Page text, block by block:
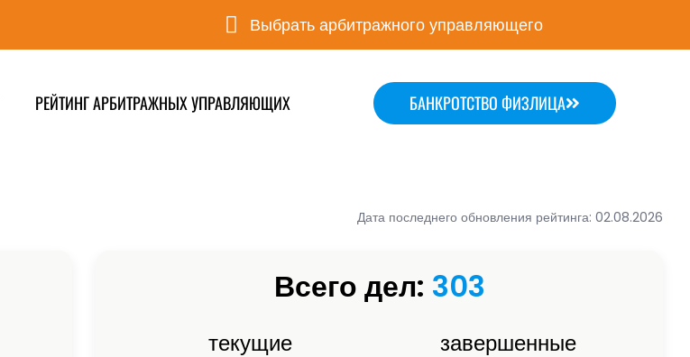
Выбрать арбитражного управляющего
РЕЙТИНГ АРБИТРАЖНЫХ УПРАВЛЯЮЩИХ БАНКРОТСТВО ФИЗЛИЦА
Дата последнего обновления рейтинга: 02.08.2026
Всего дел: 303
текущие завершенные